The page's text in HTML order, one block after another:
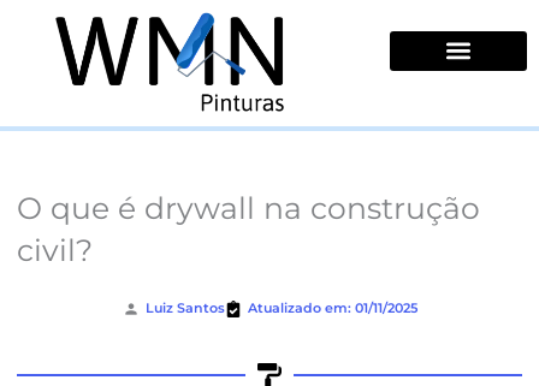
conteúdo
O que é drywall na construção
civil?
Luiz Santos Atualizado em: 01/11/2025